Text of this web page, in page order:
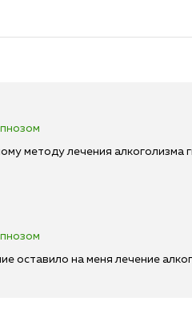
методу лечения алкоголизма
оставило на меня лечение